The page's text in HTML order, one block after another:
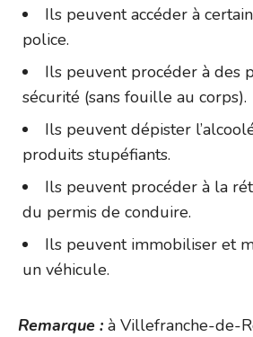
Ils peuvent accéder à
police.
Ils peuvent procéder à des
sécurité (sans fouille au corps).
Ils peuvent dépister
produits stupéfiants.
Ils peuvent procéder à la
du permis de conduire.
Ils peuvent immobiliser et
un véhicule.
Remarque : à Villefranche-de-